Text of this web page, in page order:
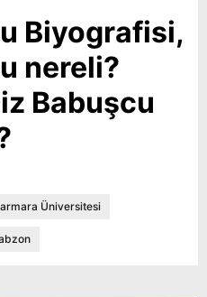
Biyografisi,
nereli?
Babuşcu
Üniversitesi